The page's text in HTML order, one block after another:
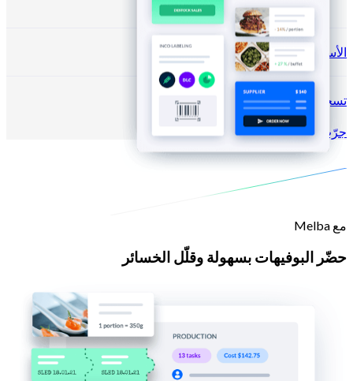
الأسعار
تسجيل الدخول →
جرّب مجانًاسجّل
مع Melba
حضّر البوفيهات بسهولة وقلّل الخسائر